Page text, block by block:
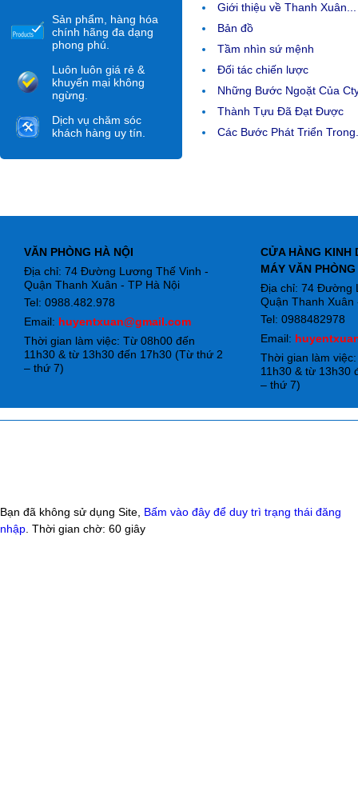
Sản phẩm, hàng hóa
chính hãng đa dạng
phong phú.
Luôn luôn giá rẻ &
khuyến mại không
ngừng.
Dịch vụ chăm sóc
khách hàng uy tín.
Giới thiệu về Thanh Xuân...
Bản đồ
Tầm nhìn sứ mệnh
Đối tác chiến lược
Những Bước Ngoặt Của
Thành Tựu Đã Đạt Được
Các Bước Phát Triển
VĂN PHÒNG HÀ NỘI
Địa chỉ: 74 Đường Lương Thế Vinh -
Quận Thanh Xuân - TP Hà Nội
Tel: 0988.482.978
Email: huyentxuan@gmail.com
Thời gian làm việc: Từ 08h00 đến
11h30 & từ 13h30 đến 17h30 (Từ thứ 2
– thứ 7)
CỬA HÀNG KINH
MÁY VĂN PHÒNG
Địa chỉ: 74 Đường
Quận Thanh Xuân
Tel: 0988482978
Email:
Thời gian làm
11h30 & từ 13h30
– thứ 7)
Bạn đã không sử dụng Site, Bấm vào đây để duy trì trạng thái đăng
nhập . Thời gian chờ: 60 giây